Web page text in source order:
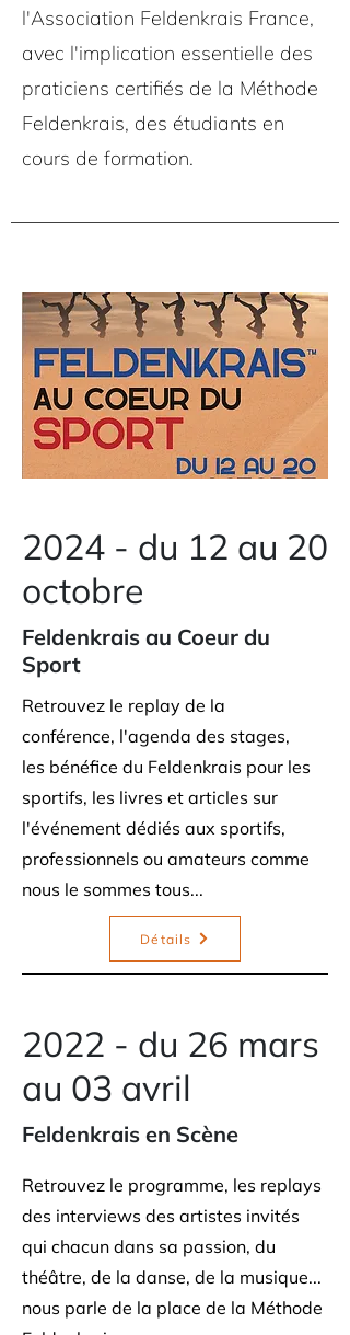
l'Association Feldenkrais France,
avec l'implication essentielle des
praticiens certifiés de la Méthode
Feldenkrais, des étudiants en
cours de formation.
2024 - du 12 au 20
octobre
Feldenkrais au Coeur du
Sport
Retrouvez le replay de la
conférence, l'agenda des stages,
les bénéfice du Feldenkrais pour les
sportifs, les livres et articles sur
l'événement dédiés aux sportifs,
professionnels ou amateurs comme
nous le sommes tous...
Détails
2022 - du 26 mars
au 03 avril
Feldenkrais en Scène
Retrouvez le programme, les replays
des interviews des artistes invités
qui chacun dans sa passion, du
théâtre, de la danse, de la musique...
nous parle de la place de la Méthode